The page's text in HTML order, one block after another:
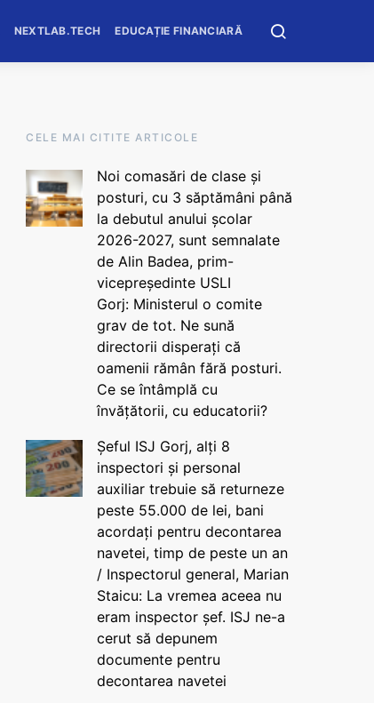
NEXTLAB.TECH EDUCAȚIE FINANCIARĂ
CELE MAI CITITE ARTICOLE
Noi comasări de clase și
posturi, cu 3 săptămâni până
la debutul anului școlar
2026-2027, sunt semnalate
de Alin Badea, prim-
vicepreședinte USLI
Gorj: Ministerul o comite
grav de tot. Ne sună
directorii disperați că
oamenii rămân fără posturi.
Ce se întâmplă cu
învățătorii, cu educatorii?
Șeful ISJ Gorj, alți 8
inspectori și personal
auxiliar trebuie să returneze
peste 55.000 de lei, bani
acordați pentru decontarea
navetei, timp de peste un an
/ Inspectorul general, Marian
Staicu: La vremea aceea nu
eram inspector șef. ISJ ne-a
cerut să depunem
documente pentru
decontarea navetei